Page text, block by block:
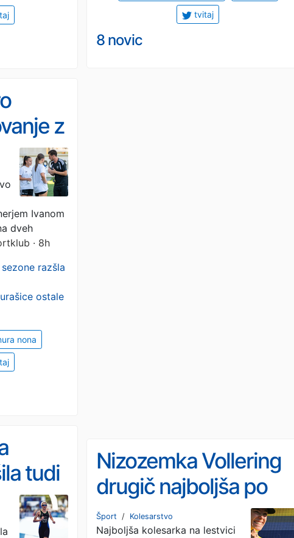
tvitaj
8 novic
z
Ivanom
dveh
· 8h
razšla
ostale
nona
tudi
Nizozemka Vollering
drugič najboljša po
Franciji
Šport / Kolesarstvo
Najboljša kolesarka na lestvici